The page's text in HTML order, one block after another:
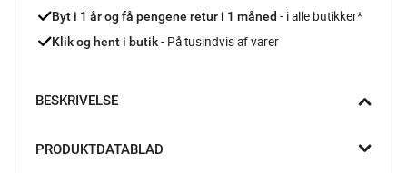
Byt i 1 år og få pengene retur i 1 måned - i alle butikker*
Klik og hent i butik - På tusindvis af varer
BESKRIVELSE
design med praktisk opbevaring. Kukken er ideel til vatpinde,
PRODUKTDATABLAD